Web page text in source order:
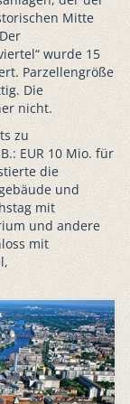
Mitte
wurde 15
Parzellengröße
Die
nicht.
zu
EUR 10 Mio. für
die
und
mit
und andere
mit